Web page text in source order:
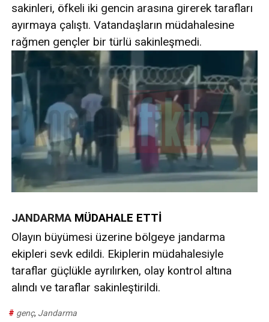
sakinleri, öfkeli iki gencin arasına girerek tarafları
ayırmaya çalıştı. Vatandaşların müdahalesine
rağmen gençler bir türlü sakinleşmedi.
JANDARMA MÜDAHALE ETTİ
Olayın büyümesi üzerine bölgeye jandarma
ekipleri sevk edildi. Ekiplerin müdahalesiyle
taraflar güçlükle ayrılırken, olay kontrol altına
alındı ve taraflar sakinleştirildi.
# genç, Jandarma